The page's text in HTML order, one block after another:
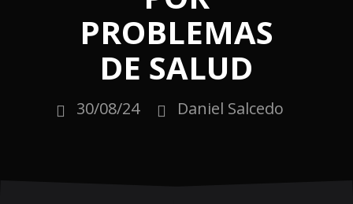
PROBLEMAS
DE SALUD
30/08/24 Daniel Salcedo